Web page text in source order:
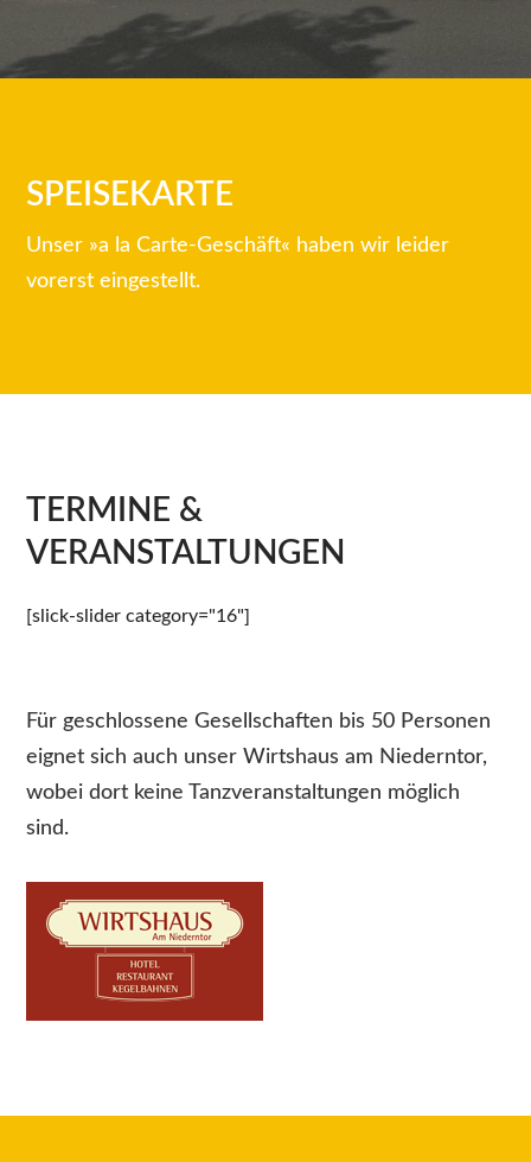
SPEISEKARTE
Unser »a la Carte-Geschäft« haben wir leider
vorerst eingestellt.
TERMINE &
VERANSTALTUNGEN
[slick-slider category="16"]
Für geschlossene Gesellschaften bis 50 Personen
eignet sich auch unser Wirtshaus am Niederntor,
wobei dort keine Tanzveranstaltungen möglich
sind.